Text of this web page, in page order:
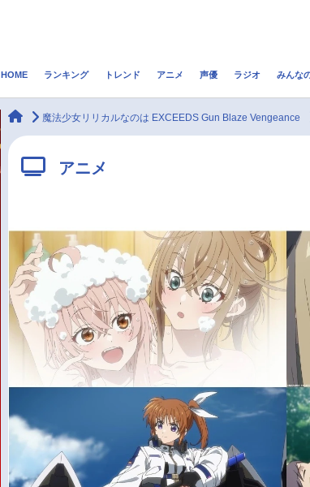
ゲーム・アプリ
アニメ記事一覧
声優記事一覧
HOME ランキング トレンド アニメ 声優 ラジオ みんな
animateTimes
魔法少女リリカルなのは EXCEEDS Gun Blaze Vengeance
アニメ